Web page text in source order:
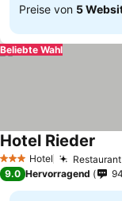
Preise von 5
Beliebte Wahl
3 SterneHotel
Hotel Rieder
9.0 Hervorragend